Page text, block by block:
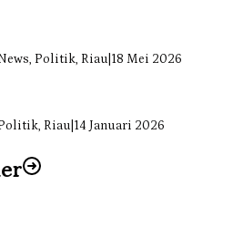
Politik, Riau 18 Mei 2026
Riau 14 Januari 2026